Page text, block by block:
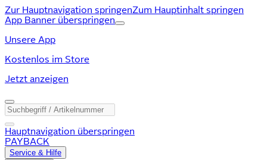
Zur Hauptnavigation springenZum Hauptinhalt springen
App Banner überspringen
Unsere App
Kostenlos im Store
Jetzt anzeigen
Hauptnavigation überspringen
PAYBACK
Service & Hilfe